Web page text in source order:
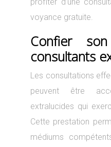
voyance gratuite.
Confier
consultants
Les consultations
peuvent être
extralucides qui
Cette prestation
médiums